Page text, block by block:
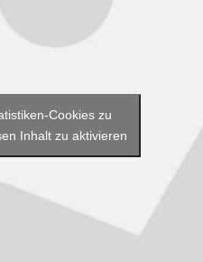
Cookies zu
Inhalt zu aktivieren